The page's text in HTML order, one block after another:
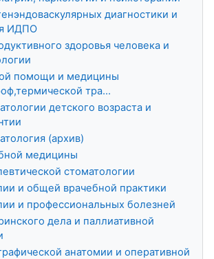
диагностики и
ИДПО
здоровья человека и
помощи и медицины
тра...
детского возраста и
(архив)
медицины
стоматологии
и общей врачебной практики
и профессиональных болезней
дела и паллиативной
анатомии и оперативной